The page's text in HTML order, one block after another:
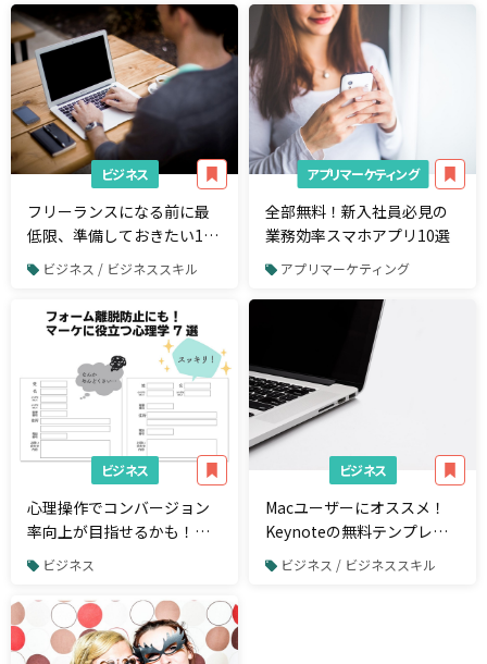
ビジネス
フリーランスになる前に最
低限、準備しておきたい11
のチェックリスト
ビジネス / ビジネススキル
アプリマーケティング
全部無料！新入社員必見の
業務効率スマホアプリ10選
アプリマーケティング
ビジネス
心理操作でコンバージョン
率向上が目指せるかも！？
知っておきたい行動心理学7
選
ビジネス
ビジネス
Macユーザーにオススメ！
Keynoteの無料テンプレー
トまとめ
ビジネス / ビジネススキル